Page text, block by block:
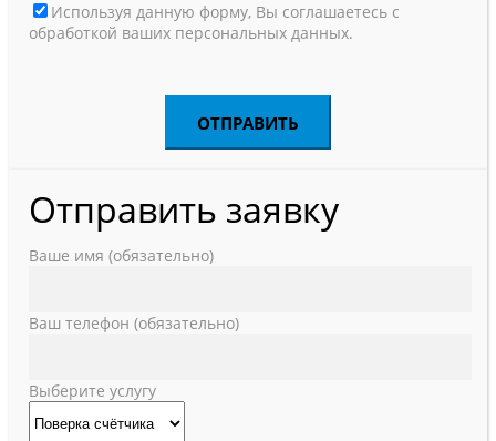
Используя данную форму, Вы соглашаетесь с
обработкой ваших персональных данных.
Отправить заявку
Ваше имя (обязательно)
Ваш телефон (обязательно)
Выберите услугу